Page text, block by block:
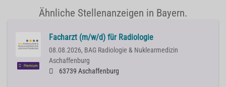
Ähnliche Stellenanzeigen in Bayern.
Premium
Facharzt (m/w/d) für Radiologie
08.08.2026, BAG Radiologie & Nuklearmedizin
Aschaffenburg
63739 Aschaffenburg